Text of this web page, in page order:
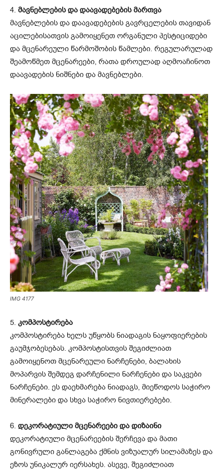
4. მავნებლების და დაავადებების მართვა
მავნებლების და დაავადებების გავრცელების თავიდან
აცილებისათვის გამოიყენეთ ორგანული პესტიციდები
და მცენარეული წარმოშობის წამლები. რეგულარულად
შეამოწმეთ მცენარეები, რათა დროულად აღმოაჩინოთ
დაავადების ნიშნები და მავნებლები.
IMG 4177
5. კომპოსტირება
კომპოსტირება ხელს უწყობს ნიადაგის ნაყოფიერების
გაუმჯობესებას. კომპოსტისთვის შეგიძლიათ
გამოიყენოთ მცენარეული ნარჩენები, ბალახის
მოპარვის შემდეგ დარჩენილი ნარჩენები და საკვები
ნარჩენები. ეს დაეხმარება ნიადაგს, მიეწოდოს საჭირო
მინერალები და სხვა საჭირო ნივთიერებები.
6. დეკორატიული მცენარეები და დიზაინი
დეკორატიული მცენარეების შერჩევა და მათი
გონივრული განლაგება ქმნის ვიზუალურ სილამაზეს და
ეზოს უნიკალურ იერსახეს. ასევე, შეგიძლიათ